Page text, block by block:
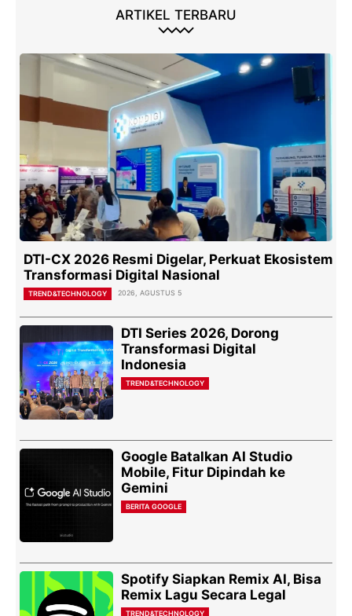
ARTIKEL TERBARU
DTI-CX 2026 Resmi Digelar, Perkuat Ekosistem
Transformasi Digital Nasional
TREND&TECHNOLOGY 2026, AGUSTUS 5
DTI Series 2026, Dorong
Transformasi Digital
Indonesia
TREND&TECHNOLOGY
Google Batalkan AI Studio
Mobile, Fitur Dipindah ke
Gemini
BERITA GOOGLE
Spotify Siapkan Remix AI, Bisa
Remix Lagu Secara Legal
TREND&TECHNOLOGY